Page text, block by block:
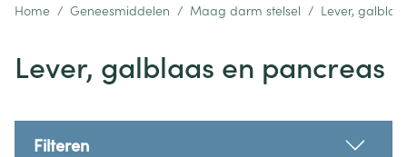
Home / Geneesmiddelen / Maag darm stelsel / Lever,
Lever, galblaas en pancreas
Filteren